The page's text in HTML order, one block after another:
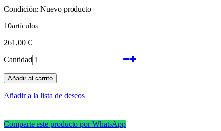
Condición: Nuevo producto
10artículos
261,00 €
Cantidad
Añadir al carrito
Añadir a la lista de deseos
Comparte este producto por WhatsApp